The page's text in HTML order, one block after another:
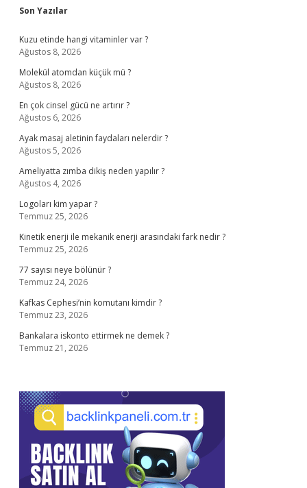
Sidebar
Son Yazılar
Kuzu etinde hangi vitaminler var ?
Ağustos 8, 2026
Molekül atomdan küçük mü ?
Ağustos 8, 2026
En çok cinsel gücü ne artırır ?
Ağustos 6, 2026
Ayak masaj aletinin faydaları nelerdir ?
Ağustos 5, 2026
Ameliyatta zımba dikiş neden yapılır ?
Ağustos 4, 2026
Logoları kim yapar ?
Temmuz 25, 2026
Kinetik enerji ile mekanik enerji arasındaki fark nedir ?
Temmuz 25, 2026
77 sayısı neye bölünür ?
Temmuz 24, 2026
Kafkas Cephesi’nin komutanı kimdir ?
Temmuz 23, 2026
Bankalara iskonto ettirmek ne demek ?
Temmuz 21, 2026